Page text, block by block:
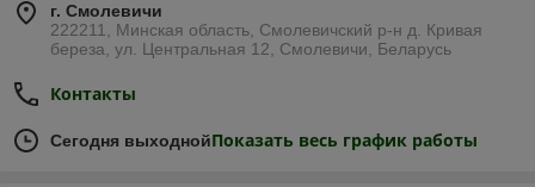
г. Смолевичи
222211, Минская область, Смолевичский р-н д. Кривая
береза, ул. Центральная 12, Смолевичи, Беларусь
Контакты
Сегодня выходнойПоказать весь график работы